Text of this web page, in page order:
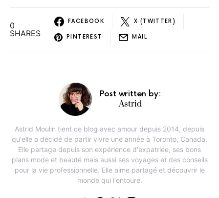
0
SHARES
FACEBOOK X (TWITTER)
PINTEREST MAIL
Post written by:
Astrid
Astrid Moulin tient ce blog avec amour depuis 2014, depuis
qu'elle a décidé de partir vivre une année à Toronto, Canada.
Elle partage depuis son expérience d'expatriée, ses bons
plans mode et beauté mais aussi ses voyages et des conseils
pour la vie professionnelle. Elle aime partagé et découvrir le
monde qui l'entoure.